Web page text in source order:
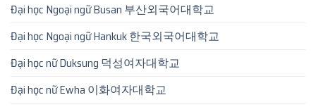
Đại học Ngoại ngữ Busan 부산외국어대학교
Đại học Ngoại ngữ Hankuk 한국외국어대학교
Đại học nữ Duksung 덕성여자대학교
Đại học nữ Ewha 이화여자대학교